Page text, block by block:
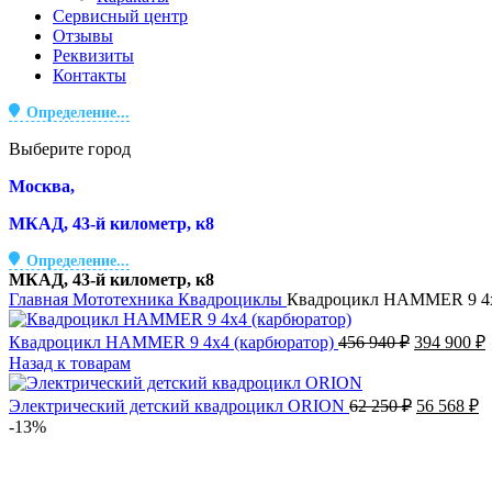
Сервисный центр
Отзывы
Реквизиты
Контакты
Определение...
Выберите город
Москва,
МКАД, 43-й километр, к8
Определение...
МКАД, 43-й километр, к8
Главная Мототехника Квадроциклы Квадроцикл HAMMER 9
Квадроцикл HAMMER 9 4х4 (карбюратор) 456 940₽
456
394 900 ₽
Назад к товарам
Электрический детский квадроцикл ORION 62 250₽ 56 568 ₽
-13%